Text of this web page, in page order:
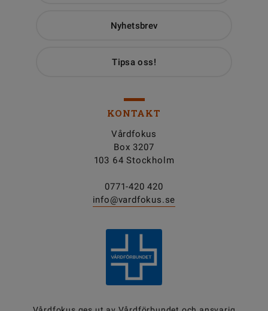
Nyhetsbrev
Tipsa oss!
KONTAKT
Vårdfokus
Box 3207
103 64 Stockholm
0771-420 420
info@vardfokus.se